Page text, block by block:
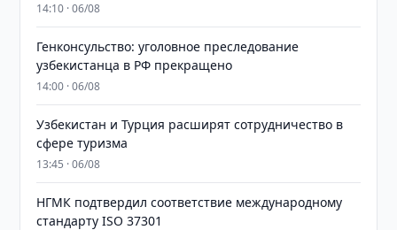
14:10 · 06/08
Генконсульство: уголовное преследование
узбекистанца в РФ прекращено
14:00 · 06/08
Узбекистан и Турция расширят сотрудничество в
сфере туризма
13:45 · 06/08
НГМК подтвердил соответствие международному
стандарту ISO 37301